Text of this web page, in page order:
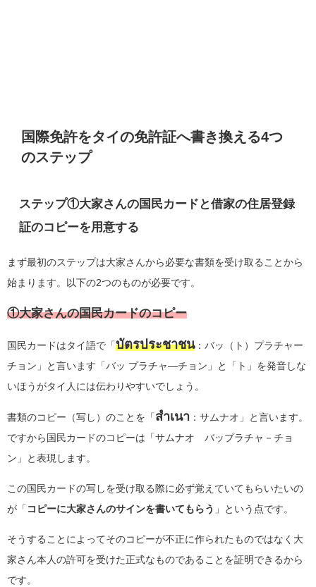
国際免許をタイの免許証へ書き換える4つ
のステップ
ステップ①大家さんの国民カードと借家の住居登録
証のコピーを用意する
まず最初のステップは大家さんから必要な書類を受け取ることから
始まります。以下の2つのものが必要です。
①大家さんの国民カードのコピー
国民カードはタイ語で 「บัตรประชาชน：バッ（ト）プラチャー
チョン」 と言います「バッ プラチャ―チョン」と「ト」を発音しな
いほうがタイ人には伝わりやすいでしょう。
書類のコピー（写し）のことを 「 สำเนา ：サムナオ」 と言います。
ですから国民カードのコピーは「サムナオ バップラチャ－チョ
ン」と表現します。
この国民カードの写しを受け取る際に必ず覚えていてもらいたいの
が「 コピーに大家さんのサインを書いてもらう 」という点です。
そうすることによってそのコピーが不正に作られたものではなく大
家さん本人の許可を受けた正式なものであることを証明できるから
です。